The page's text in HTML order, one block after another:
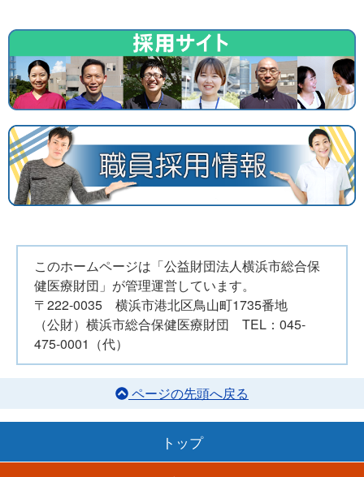
このホームページは「公益財団法人横浜市総合保
健医療財団」が管理運営しています。
〒222-0035 横浜市港北区鳥山町1735番地
（公財）横浜市総合保健医療財団 TEL：045-
475-0001（代）
ページの先頭へ戻る
トップ